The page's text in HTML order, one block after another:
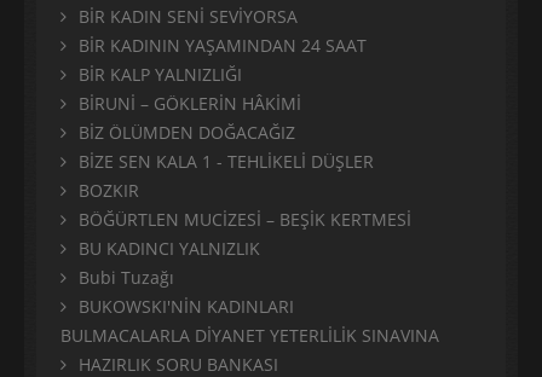
BİR KADIN SENİ SEVİYORSA
BİR KADININ YAŞAMINDAN 24 SAAT
BİR KALP YALNIZLIĞI
BİRUNİ – GÖKLERİN HÂKİMİ
BİZ ÖLÜMDEN DOĞACAĞIZ
BİZE SEN KALA 1 - TEHLİKELİ DÜŞLER
BOZKIR
BÖĞÜRTLEN MUCİZESİ – BEŞİK KERTMESİ
BU KADINCI YALNIZLIK
Bubi Tuzağı
BUKOWSKI'NİN KADINLARI
BULMACALARLA DİYANET YETERLİLİK SINAVINA
HAZIRLIK SORU BANKASI